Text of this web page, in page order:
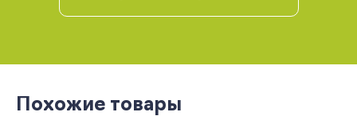
Похожие товары
Запомнить меня